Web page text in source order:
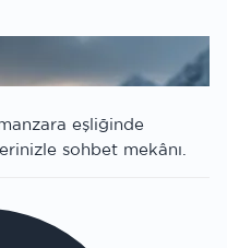
eşliğinde
sohbet mekânı.